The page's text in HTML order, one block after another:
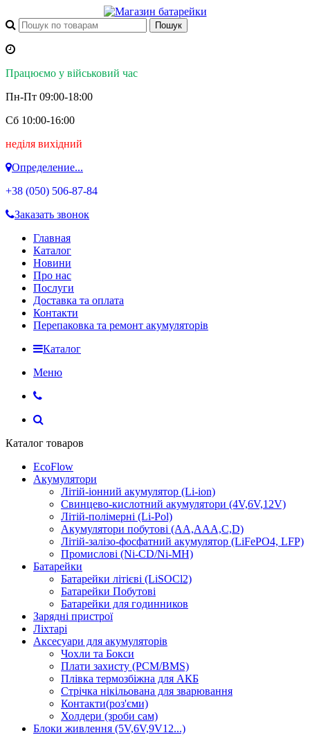
Працюємо у військовий час
Пн-Пт 09:00-18:00
Сб 10:00-16:00
неділя вихідний
Определение...
+38 (050) 506-87-84
Заказать звонок
Главная
Каталог
Новини
Про нас
Послуги
Доставка та оплата
Контакти
Перепаковка та ремонт акумуляторів
Каталог
Меню
Каталог товаров
EcoFlow
Акумулятори
Літій-іонний акумулятор (Li-ion)
Свинцево-кислотний акумулятори (4V,6V,12V)
Літій-полімерні (Li-Pol)
Акумулятори побутові (AA,AAA,C,D)
Літій-залізо-фосфатний акумулятор (LiFePO4, LFP)
Промислові (Ni-CD/Ni-MH)
Батарейки
Батарейки літієві (LiSOCl2)
Батарейки Побутові
Батарейки для годинников
Зарядні пристрої
Ліхтарі
Аксесуари для акумуляторів
Чохли та Бокси
Плати захисту (PCM/BMS)
Плівка термозбіжна для АКБ
Стрічка нікільована для зварювання
Контакти(роз'єми)
Холдери (зроби сам)
Блоки живлення (5V,6V,9V12...)